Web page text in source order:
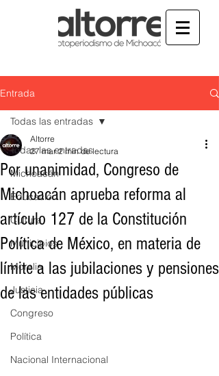
Entrada
Todas las entradas
Michoacán
Educación
Cultura
Municipios
Morelia
Justicia
Congreso
Política
Nacional Internacional
Todas las entradas
Por unanimidad, Congreso de
Michoacán aprueba reforma al
artículo 127 de la Constitución
Política de México, en materia de
límite a las jubilaciones y pensiones
de las entidades públicas
Altorre
27 mar 2 min de lectura